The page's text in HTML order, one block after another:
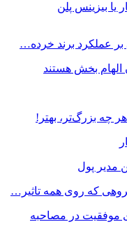
بیزینس پلن
بر عملکرد برند خرده…
چه بزرگ‌تر، بهتر!
برای موفقیت در مصاحبه